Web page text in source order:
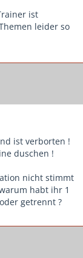
ist
leider so
ist verborten !
duschen !
nicht stimmt
habt ihr 1
getrennt ?